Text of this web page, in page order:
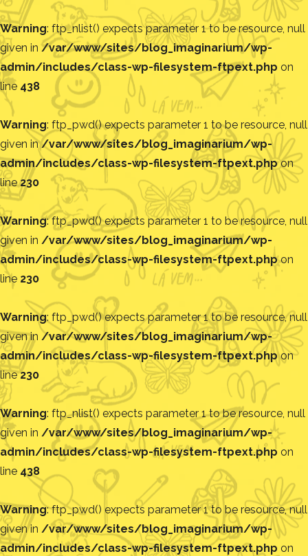
Warning: ftp_nlist() expects parameter 1 to be resource, null
given in /var/www/sites/blog_imaginarium/wp-
admin/includes/class-wp-filesystem-ftpext.php on
line 438
Warning: ftp_pwd() expects parameter 1 to be resource, null
given in/var/www/sites/blog_imaginarium/wp-
admin/includes/class-wp-filesystem-ftpext.phpon
line230
Warning: ftp_pwd() expects parameter 1 to be resource, null
given in /var/www/sites/blog_imaginarium/wp-
admin/includes/class-wp-filesystem-ftpext.phpon
line 230
Warning: ftp_pwd() expects parameter 1 to be resource, null
given in /var/www/sites/blog_imaginarium/wp-
admin/includes/class-wp-filesystem-ftpext.phpon
line230
Warning: ftp_nlist() expects parameter 1 to be resource, null
given in /var/www/sites/blog_imaginarium/wp-
admin/includes/class-wp-filesystem-ftpext.php on
line 438
Warning: ftp_pwd() expects parameter 1 to be resource, null
given in /var/www/sites/blog_imaginarium/wp-
admin/includes/class-wp-filesystem-ftpext.php on